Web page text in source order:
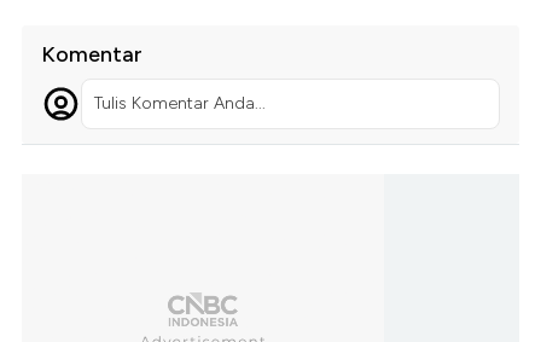
Komentar
Tulis Komentar Anda...